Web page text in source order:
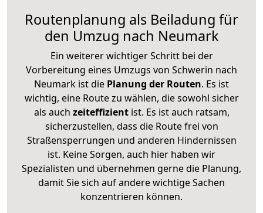
Routenplanung als Beiladung für
den Umzug nach Neumark
Ein weiterer wichtiger Schritt bei der
Vorbereitung eines Umzugs von Schwerin nach
Neumark ist die Planung der Routen. Es ist
wichtig, eine Route zu wählen, die sowohl sicher
als auch zeiteffizientist. Es ist auch ratsam,
sicherzustellen, dass die Route frei von
Straßensperrungen und anderen Hindernissen
ist. Keine Sorgen, auch hier haben wir
Spezialisten und übernehmen gerne die Planung,
damit Sie sich auf andere wichtige Sachen
konzentrieren können.